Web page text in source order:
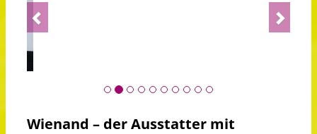
Previous Next
Wienand – der Ausstatter mit